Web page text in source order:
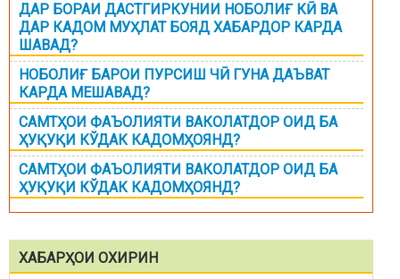
ДАР БОРАИ ДАСТГИРКУНИИ НОБОЛИҒ КӢ ВА
ДАР КАДОМ МУҲЛАТ БОЯД ХАБАРДОР КАРДА
ШАВАД?
НОБОЛИҒ БАРОИ ПУРСИШ ЧӢ ГУНА ДАЪВАТ
КАРДА МЕШАВАД?
САМТҲОИ ФАЪОЛИЯТИ ВАКОЛАТДОР ОИД БА
ҲУҚУҚИ КЎДАК КАДОМҲОЯНД?
САМТҲОИ ФАЪОЛИЯТИ ВАКОЛАТДОР ОИД БА
ҲУҚУҚИ КЎДАК КАДОМҲОЯНД?
ХАБАРҲОИ ОХИРИН